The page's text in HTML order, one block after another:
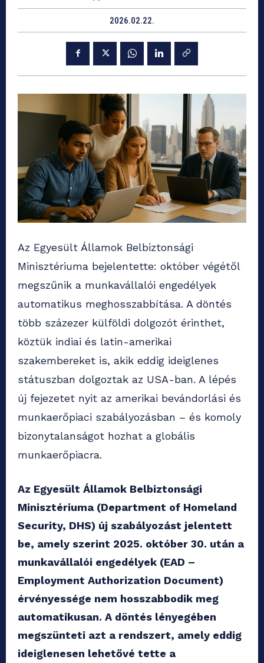
2026.02.22.
Az Egyesült Államok Belbiztonsági
Minisztériuma bejelentette: október végétől
megszűnik a munkavállalói engedélyek
automatikus meghosszabbítása. A döntés
több százezer külföldi dolgozót érinthet,
köztük indiai és latin-amerikai
szakembereket is, akik eddig ideiglenes
státuszban dolgoztak az USA-ban. A lépés
új fejezetet nyit az amerikai bevándorlási és
munkaerőpiaci szabályozásban – és komoly
bizonytalanságot hozhat a globális
munkaerőpiacra.
Az Egyesült Államok Belbiztonsági
Minisztériuma (Department of Homeland
Security, DHS) új szabályozást jelentett
be, amely szerint 2025. október 30. után a
munkavállalói engedélyek (EAD –
Employment Authorization Document)
érvényessége nem hosszabbodik meg
automatikusan. A döntés lényegében
megszünteti azt a rendszert, amely eddig
ideiglenesen lehetővé tette a